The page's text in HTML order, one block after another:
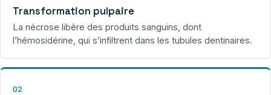
Transformation pulpaire
La nécrose libère des produits sanguins, dont
l’hémosidérine, qui s’infiltrent dans les tubules dentinaires.
02